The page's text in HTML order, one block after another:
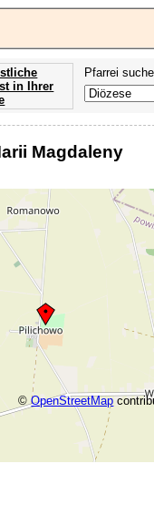
Pfarrei
in Ihrer
Magdaleny
©OpenStreetMap